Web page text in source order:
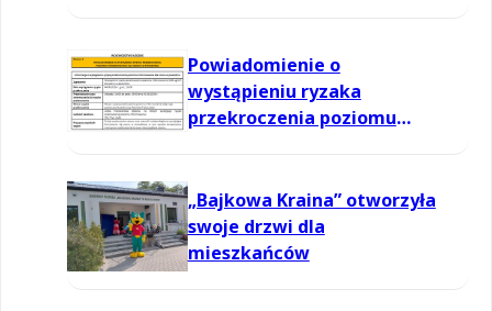
Powiadomienie o
wystąpieniu ryzaka
przekroczenia poziomu
„Bajkowa Kraina” otworzyła
swoje drzwi dla
mieszkańców